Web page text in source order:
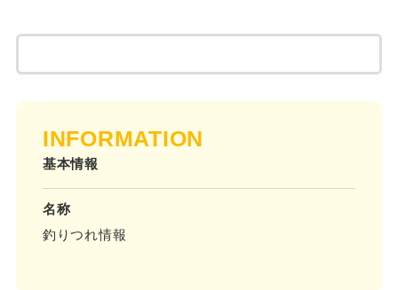
INFORMATION
基本情報
名称
釣りつれ情報